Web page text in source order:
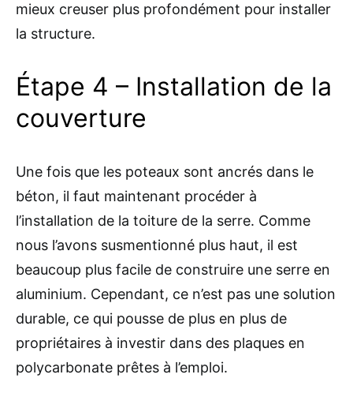
mieux creuser plus profondément pour installer
la structure.
Étape 4 – Installation de la
couverture
Une fois que les poteaux sont ancrés dans le
béton, il faut maintenant procéder à
l’installation de la toiture de la serre. Comme
nous l’avons susmentionné plus haut, il est
beaucoup plus facile de construire une serre en
aluminium. Cependant, ce n’est pas une solution
durable, ce qui pousse de plus en plus de
propriétaires à investir dans des plaques en
polycarbonate prêtes à l’emploi.